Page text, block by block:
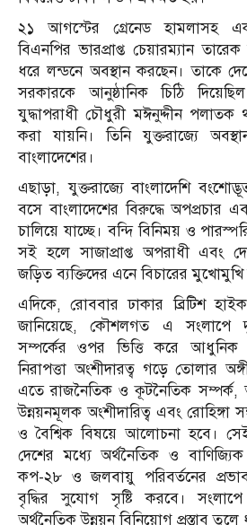
২১ আগস্টের গ্রেনেড হামলাসহ
বিএনপির ভারপ্রাপ্ত চেয়ারম্যান
ধরে লন্ডনে অবস্থান করছেন। তাকে
সরকারকে আনুষ্ঠানিক চিঠি দিয়েছিল
যুদ্ধাপরাধী চৌধুরী মঈনুদ্দীন পলাতক
করা যায়নি। তিনি যুক্তরাজ্যে
বাংলাদেশের।
এছাড়া, যুক্তরাজ্যে বাংলাদেশি
বসে বাংলাদেশের বিরুদ্ধে অপপ্রচার
চালিয়ে যাচ্ছে। বন্দি বিনিময় ও
সই হলে সাজাপ্রাপ্ত অপরাধী এবং
জড়িত ব্যক্তিদের এনে বিচারের
এদিকে, রোববার ঢাকার ব্রিটিশ
জানিয়েছে, কৌশলগত এ সংলাপে
সম্পর্কের ওপর ভিত্তি করে আধুনিক
নিরাপত্তা অংশীদারত্ব গড়ে তোলার
এতে রাজনৈতিক ও কূটনৈতিক সম্পর্ক,
উন্নয়নমূলক অংশীদারিত্ব এবং রোহিঙ্গা
ও বৈশ্বিক বিষয়ে আলোচনা হবে।
দেশের মধ্যে অর্থনৈতিক ও
কপ-২৮ ও জলবায়ু পরিবর্তনের
বৃদ্ধির সুযোগ সৃষ্টি করবে। সংলাপে
অর্থনৈতিক উন্নয়ন বিনিয়োগ প্রস্তাব তুলে